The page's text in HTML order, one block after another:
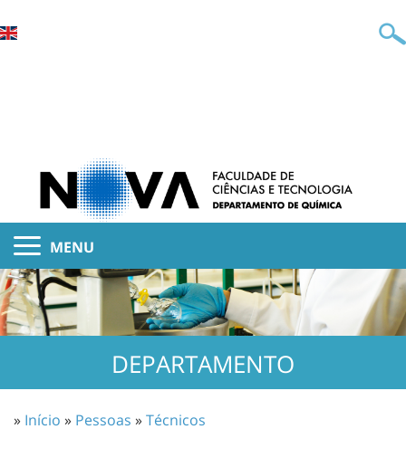
MENU
DEPARTAMENTO
» Início » Pessoas »Técnicos